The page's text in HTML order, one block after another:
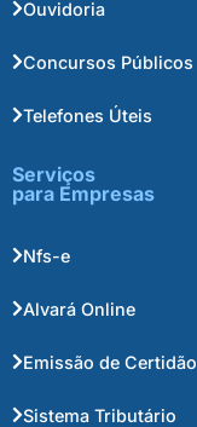
Ouvidoria
Concursos Públicos
Telefones Úteis
Serviços
para Empresas
Nfs-e
Alvará Online
Emissão de Certidão
Sistema Tributário